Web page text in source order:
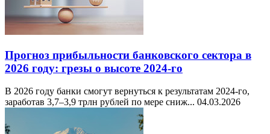
Прогноз прибыльности банковского сектора в
2026 году: грезы о высоте 2024-го
В 2026 году банки смогут вернуться к результатам 2024-го,
заработав 3,7–3,9 трлн рублей по мере сниж... 04.03.2026